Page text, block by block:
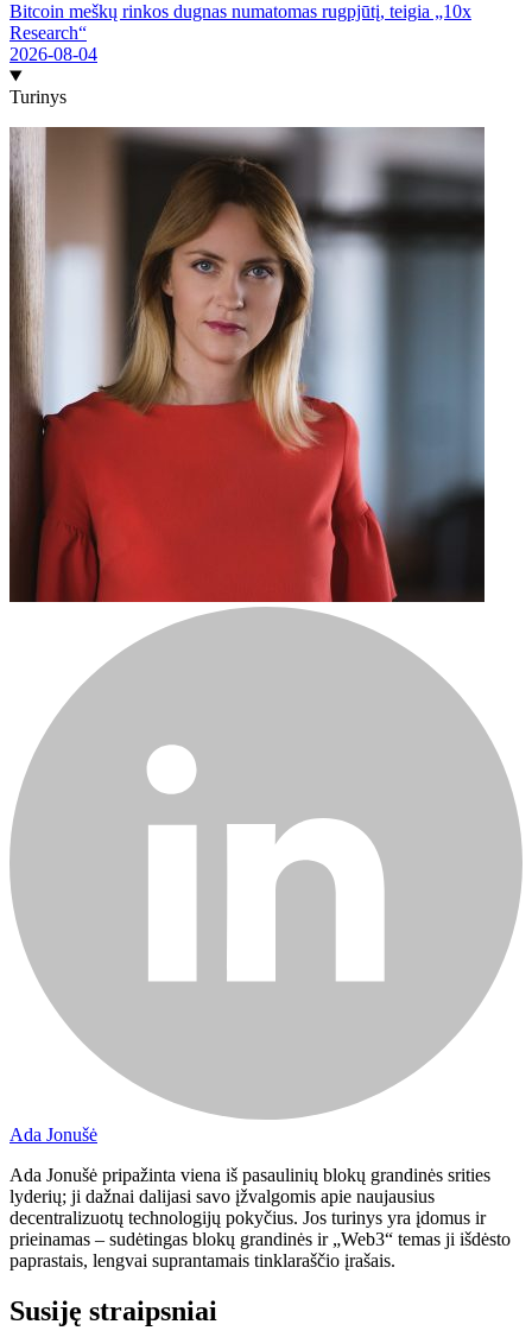
Bitcoin meškų rinkos dugnas numatomas rugpjūtį, teigia „10x
Research“
2026-08-04
Turinys
Ada Jonušė
Ada Jonušė pripažinta viena iš pasaulinių blokų grandinės srities
lyderių; ji dažnai dalijasi savo įžvalgomis apie naujausius
decentralizuotų technologijų pokyčius. Jos turinys yra įdomus ir
prieinamas – sudėtingas blokų grandinės ir „Web3“ temas ji išdėsto
paprastais, lengvai suprantamais tinklaraščio įrašais.
Susiję straipsniai